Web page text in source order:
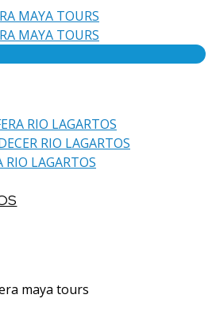
RIO LAGARTOS
RIO LAGARTOS
RIO LAGARTOS